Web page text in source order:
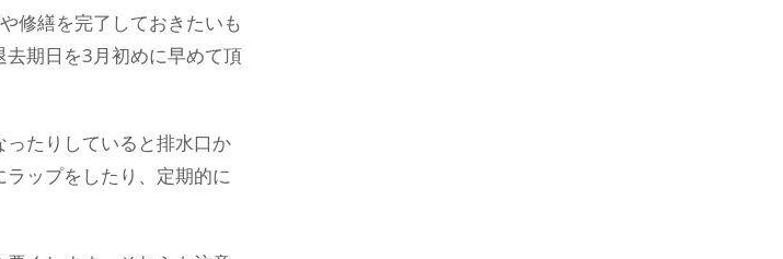
修繕を完了しておきたいも
期日を3月初めに早めて頂
たりしていると排水口か
ップをしたり、定期的に